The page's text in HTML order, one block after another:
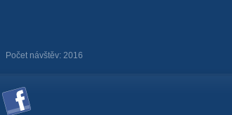
Počet návštěv: 2016